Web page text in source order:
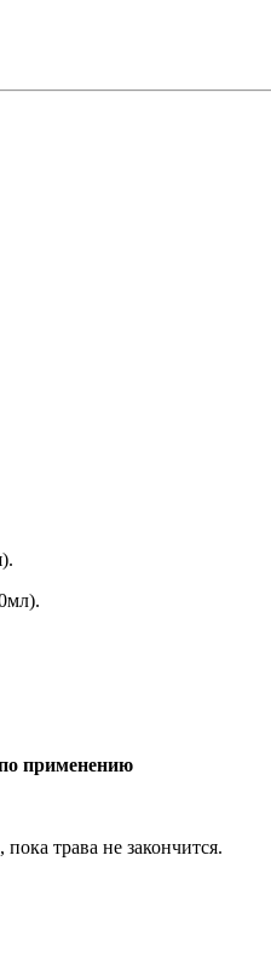
применению
трава не закончится.